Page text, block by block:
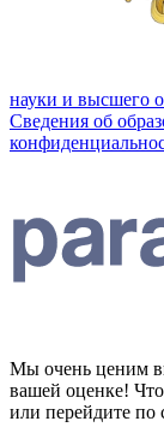
науки и высшего
Сведения об
Мы очень ценим
вашей оценке!
или перейдите по